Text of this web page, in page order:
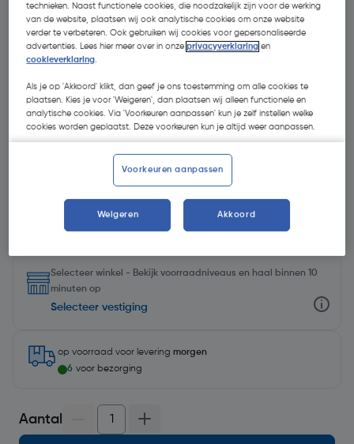
€ 8,95| Excl. btw € 7,40
Selecteer winkel - Bekijk voorraadniveaus en haal binnen 10
minuten op
Selecteer vestiging
op voorraad voor levering morgen
6 voor bezorging
Aantal
technieken. Naast functionele cookies, die noodzakelijk zijn voor de werking
van de website, plaatsen wij ook analytische cookies om onze website
verder te verbeteren. Ook gebruiken wij cookies voor gepersonaliseerde
advertenties. Lees hier meer over in onzeprivacyverklaring en
cookieverklaring.
Als je op 'Akkoord' klikt, dan geef je ons toestemming om alle cookies te
plaatsen. Kies je voor 'Weigeren', dan plaatsen wij alleen functionele en
analytische cookies. Via 'Voorkeuren aanpassen' kun je zelf instellen welke
cookies worden geplaatst. Deze voorkeuren kun je altijd weer aanpassen.
Voorkeuren aanpassen
Weigeren Akkoord